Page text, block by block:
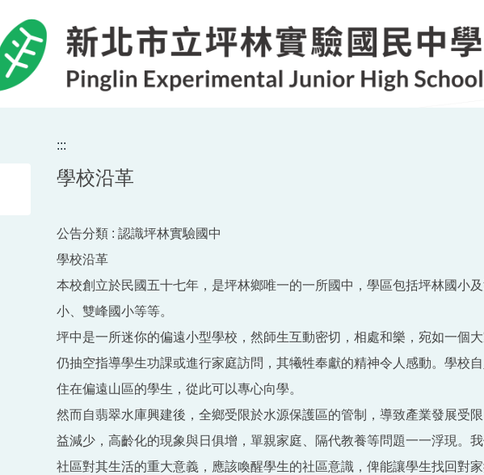
:::
學校沿革
公告分類 : 認識坪林實驗國中
學校沿革
本校創立於民國五十七年，是坪林鄉唯一的一所國中，學區包括坪林國小
小、雙峰國小等等。
坪中是一所迷你的偏遠小型學校，然師生互動密切，相處和樂，宛如一個
仍抽空指導學生功課或進行家庭訪問，其犧牲奉獻的精神令人感動。學校
住在偏遠山區的學生，從此可以專心向學。
然而自翡翠水庫興建後，全鄉受限於水源保護區的管制，導致產業發展受
益減少，高齡化的現象與日俱增，單親家庭、隔代教養等問題一一浮現。
社區對其生活的重大意義，應該喚醒學生的社區意識，俾能讓學生找回對家